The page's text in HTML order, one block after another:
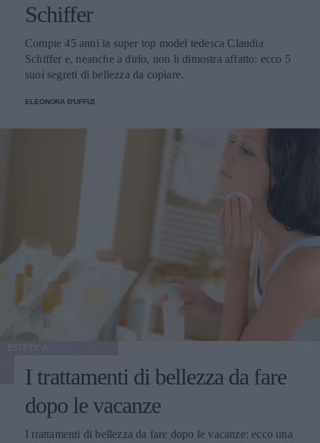
Schiffer
Compie 45 anni la super top model tedesca Claudia
Schiffer e, neanche a dirlo, non li dimostra affatto: ecco 5
suoi segreti di bellezza da copiare.
ELEONORA D'UFFIZI
I trattamenti di bellezza da fare
dopo le vacanze
I trattamenti di bellezza da fare dopo le vacanze: ecco una